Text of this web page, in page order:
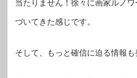
当たりません！徐々に画家ルノ
づいてきた感じです。
そして、もっと確信に迫る情報も